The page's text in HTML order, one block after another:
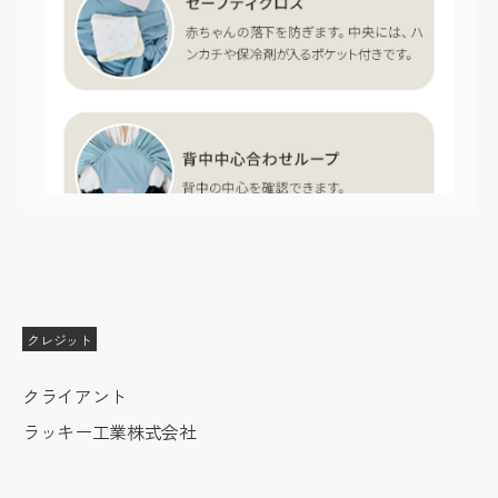
クレジット
クライアント
ラッキー工業株式会社